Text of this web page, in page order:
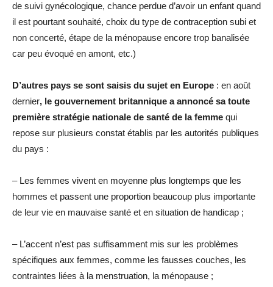
de suivi gynécologique, chance perdue d’avoir un enfant quand
il est pourtant souhaité, choix du type de contraception subi et
non concerté, étape de la ménopause encore trop banalisée
car peu évoqué en amont, etc.)
D’autres pays se sont saisis du sujet en Europe : en août
dernier, le gouvernement britannique a annoncé sa toute
première stratégie nationale de santé de la femme qui
repose sur plusieurs constat établis par les autorités publiques
du pays :
– Les femmes vivent en moyenne plus longtemps que les
hommes et passent une proportion beaucoup plus importante
de leur vie en mauvaise santé et en situation de handicap ;
– L’accent n’est pas suffisamment mis sur les problèmes
spécifiques aux femmes, comme les fausses couches, les
contraintes liées à la menstruation, la ménopause ;